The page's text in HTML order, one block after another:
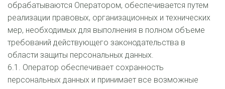
обрабатываются Оператором, обеспечивается путем
реализации правовых, организационных и технических
мер, необходимых для выполнения в полном объеме
требований действующего законодательства в
области защиты персональных данных.
6.1. Оператор обеспечивает сохранность
персональных данных и принимает все возможные